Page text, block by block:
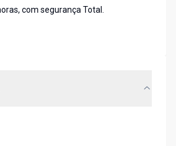
com segurança Total.